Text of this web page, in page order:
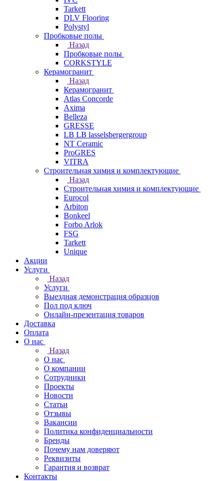
Tarkett
DLV Flooring
Polystyl
Пробковые полы
Назад
Пробковые полы
CORKSTYLE
Керамогранит
Назад
Керамогранит
Atlas Concorde
Axima
Belleza
GRESSE
LB LB lasselsbergergroup
NT Ceramic
ProGRES
VITRA
Строительная химия и комплектующие
Назад
Строительная химия и комплектующие
Eurocol
Arbiton
Bonkeel
Forbo Arlok
FSG
Tarkett
Unique
Акции
Услуги
Назад
Услуги
Выездная демонстрация образцов
Пол под ключ
Онлайн-презентация товаров
Доставка
Оплата
О нас
Назад
О нас
О компании
Сотрудники
Проекты
Новости
Статьи
Отзывы
Вакансии
Политика конфиденциальности
Бренды
Почему нам доверяют
Реквизиты
Гарантия и возврат
Контакты